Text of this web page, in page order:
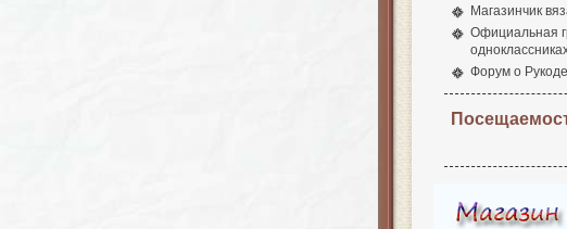
Магазинчик
Официальная
Форум о